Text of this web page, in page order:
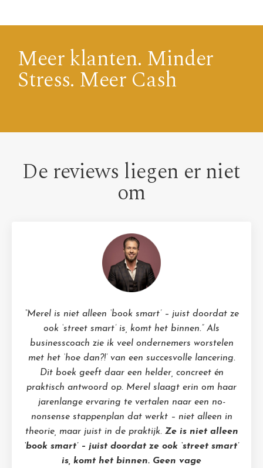
Meer klanten. Minder
Stress. Meer Cash
De reviews liegen er niet
om
“Merel is niet alleen ‘book smart’ – juist doordat ze
ook ‘street smart’ is, komt het binnen.” Als
businesscoach zie ik veel ondernemers worstelen
met het ‘hoe dan?!’ van een succesvolle lancering.
Dit boek geeft daar een helder, concreet én
praktisch antwoord op. Merel slaagt erin om haar
jarenlange ervaring te vertalen naar een no-
nonsense stappenplan dat werkt – niet alleen in
theorie, maar juist in de praktijk. Ze is niet alleen
‘book smart’ – juist doordat ze ook ‘street smart’
is, komt het binnen. Geen vage